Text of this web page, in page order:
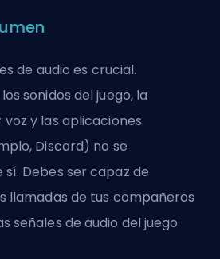
de audio es crucial.
sonidos del juego, la
y las aplicaciones
Discord) no se
Debes ser capaz de
llamadas de tus compañeros
señales de audio del juego